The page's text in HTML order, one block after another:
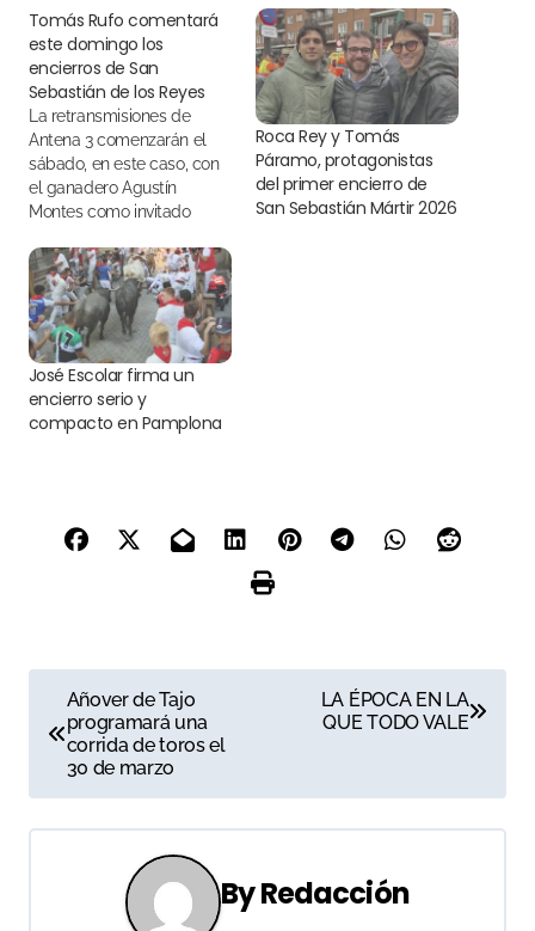
Tomás Rufo comentará
este domingo los
encierros de San
Sebastián de los Reyes
Antena 3 comenzarán el
sábado, en este caso, con
el ganadero Agustín
Montes como invitado
Roca Rey y Tomás
Páramo, protagonistas
del primer encierro de
San Sebastián Mártir 2026
José Escolar firma un
encierro serio y
compacto en Pamplona
a
v
e
Añover de Tajo
programará una
corrida de toros el
30 de marzo
LA ÉPOCA EN LA
QUE TODO VALE
ByRedacción